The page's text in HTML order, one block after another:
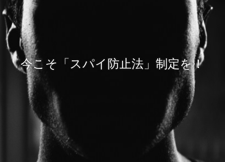
今こそ「スパイ防止法」制定を！